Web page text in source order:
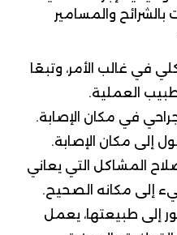
والمسامير
في غالب الأمر، وتبعًا
العملية.
في مكان الإصابة.
إلى مكان الإصابة.
المشاكل التي يعاني
إلى مكانه الصحيح.
إلى طبيعتها، يعمل